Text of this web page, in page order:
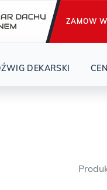
od 29 lat !
ZAMOW
DEKARSKI